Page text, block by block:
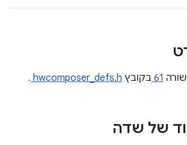
61 בקובץ hwcomposer_defs.h
.
של שדה